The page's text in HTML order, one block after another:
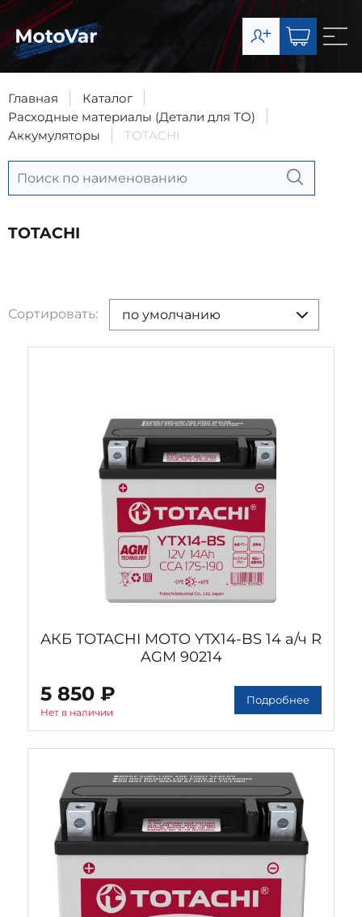
О компании
Сервис
Доставка и оплата
Контакты
8-977-492-65-63
Сервис
Главная
Каталог
Расходные материалы (Детали для ТО)
Аккумуляторы
TOTACHI
TOTACHI
Сортировать: по умолчанию
АКБ TOTACHI MOTO YTX14-BS 14 а/ч R
AGM 90214
5 850 ₽
Нет в наличии
Подробнее